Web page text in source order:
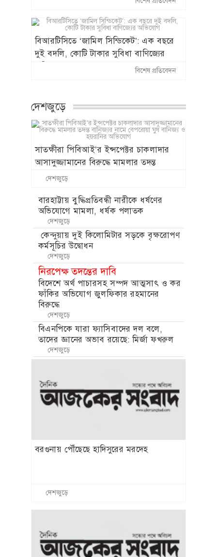
নেতা নবাবগঞ্জ সাবরেজিস্ট্রার নাজমুল
বিআরটিসিতে ‘জামিল সিন্ডিকেট’: এক বছরে
দুই বদলি, কোটি টাকার সুবিধা বাণিজ্যের
বিশেষ প্রতিবেদন
দেশজুড়ে
সাতক্ষীরা পিবিআই’র ইন্সপেক্টর চাকলাদার
আসাদুজ্জামানের বিরুদ্ধে মামলার তদন্ত
বানিজ্যর নামে বেপরোয়া ঘুষ বানিজ্য ও
দেশজুড়ে
বারহাট্টায় বুদ্ধিপ্রতিবন্ধী নারীকে ধর্ষণের
অভিযোগে মামলা, ধর্ষক পলাতক
দেশজুড়ে
কেন্দুয়ায় দুই কিলোমিটার সড়কে বৃক্ষরোপণ
কর্মসূচির উদ্বোধন
দেশজুড়ে
নিরপেক্ষ তদন্তের দাবি
বিদেশে অর্থ পাচারসহ সম্পদ আত্মসাৎ ও কর
ফাঁকির অভিযোগ জুলফিকার রহমানের
বিরুদ্ধে
দেশজুড়ে
বিএনপিকে যারা ফ্যাসিবাদের দল বলে,
তাদের জ্ঞানের অভাব রয়েছে: মির্জা ফখরুল
দেশজুড়ে
বরগুনায় পৌঁছেছে হাদিসুরের মরদেহ
দেশজুড়ে